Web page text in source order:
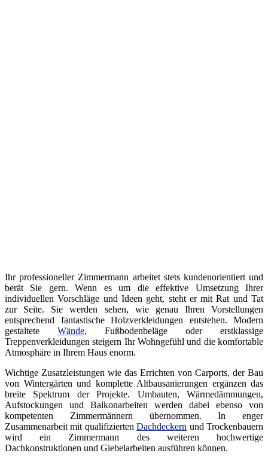
Ihr professioneller Zimmermann arbeitet stets kundenorientiert und
berät Sie gern. Wenn es um die effektive Umsetzung Ihrer
individuellen Vorschläge und Ideen geht, steht er mit Rat und Tat
zur Seite. Sie werden sehen, wie genau Ihren Vorstellungen
entsprechend fantastische Holzverkleidungen entstehen. Modern
gestaltete Wände, Fußbodenbeläge oder erstklassige
Treppenverkleidungen steigern Ihr Wohngefühl und die komfortable
Atmosphäre in Ihrem Haus enorm.
Wichtige Zusatzleistungen wie das Errichten von Carports, der Bau
von Wintergärten und komplette Altbausanierungen ergänzen das
breite Spektrum der Projekte. Umbauten, Wärmedämmungen,
Aufstockungen und Balkonarbeiten werden dabei ebenso von
kompetenten Zimmermännern übernommen. In enger
Zusammenarbeit mit qualifiziertenDachdeckern und Trockenbauern
wird ein Zimmermann des weiteren hochwertige
Dachkonstruktionen und Giebelarbeiten ausführen können.